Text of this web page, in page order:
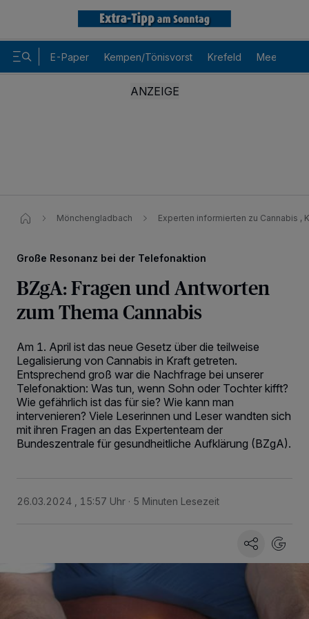
E-Paper Kempen/Tönisvorst Krefeld Meerbusch
Mönchengladbach Experten informierten zu Cannabis ,
Große Resonanz bei der Telefonaktion
BZgA: Fragen und Antworten
zum Thema Cannabis
Am 1. April ist das neue Gesetz über die teilweise
Legalisierung von Cannabis in Kraft getreten.
Entsprechend groß war die Nachfrage bei unserer
Telefonaktion: Was tun, wenn Sohn oder Tochter kifft?
Wie gefährlich ist das für sie? Wie kann man
intervenieren? Viele Leserinnen und Leser wandten sich
mit ihren Fragen an das Expertenteam der
Bundeszentrale für gesundheitliche Aufklärung (BZgA).
26.03.2024 , 15:57 Uhr 5 Minuten Lesezeit